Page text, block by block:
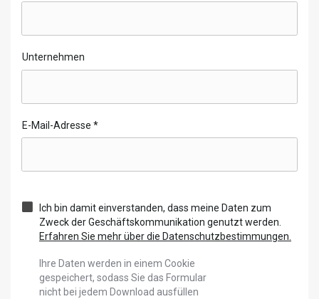
Unternehmen
E-Mail-Adresse *
Ich bin damit einverstanden, dass meine Daten zum
Zweck der Geschäftskommunikation genutzt werden.
Erfahren Sie mehr über die Datenschutzbestimmungen.
Ihre Daten werden in einem Cookie
gespeichert, sodass Sie das Formular
nicht bei jedem Download ausfüllen